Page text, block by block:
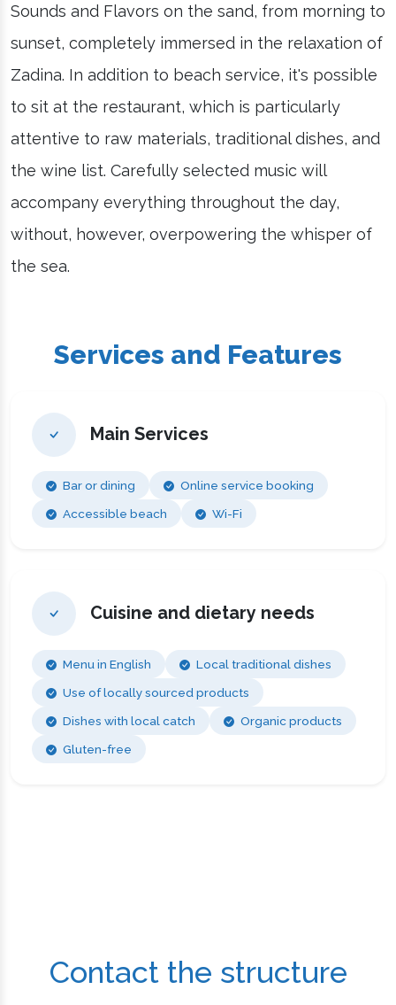
Sounds and Flavors on the sand, from morning to
sunset, completely immersed in the relaxation of
Zadina. In addition to beach service, it's possible
to sit at the restaurant, which is particularly
attentive to raw materials, traditional dishes, and
the wine list. Carefully selected music will
accompany everything throughout the day,
without, however, overpowering the whisper of
the sea.
Services and Features
Main Services
Bar or dining
Online service booking
Accessible beach
Wi-Fi
Cuisine and dietary needs
Menu in English
Local traditional dishes
Use of locally sourced products
Dishes with local catch
Organic products
Gluten-free
Contact the structure